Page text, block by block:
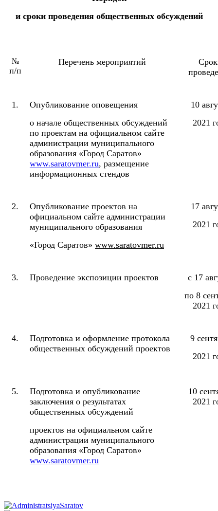
и сроки проведения общественных обсуждений
№
п/п
Перечень мероприятий
1.
Опубликование оповещения
о начале общественных обсуждений
по проектам на официальном сайте
администрации муниципального
образования «Город Саратов»
www.saratovmer.ru, размещение
информационных стендов
10
2021
2.
Опубликование проектов на
официальном сайте администрации
муниципального образования
«Город Саратов» www.saratovmer.ru
17
2021
3. Проведение экспозиции проектов
с 17
по 8
2021
4.
Подготовка и оформление протокола
общественных обсуждений проектов
9
2021
5.
Подготовка и опубликование
заключения о результатах
общественных обсуждений
проектов на официальном сайте
администрации муниципального
образования «Город Саратов»
www.saratovmer.ru
10
2021